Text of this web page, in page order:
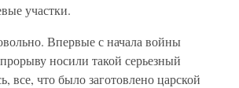
участки.
Впервые с начала войны
носили такой серьезный
все, что было заготовлено царской